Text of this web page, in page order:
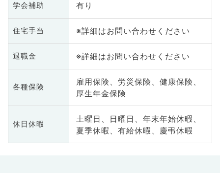
学会補助 有り
住宅手当 ※詳細はお問い合わせください
退職金 ※詳細はお問い合わせください
各種保険
雇用保険、労災保険、健康保険、
厚生年金保険
休日休暇
土曜日、日曜日、年末年始休暇、
夏季休暇、有給休暇、慶弔休暇